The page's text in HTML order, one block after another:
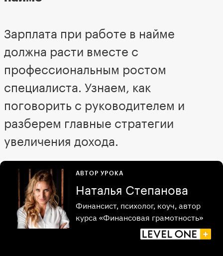
Зарплата при работе в найме
должна расти вместе с
профессиональным ростом
специалиста. Узнаем, как
поговорить с руководителем и
разберем главные стратегии
увеличения дохода.
АВТОР УРОКА
Наталья Степанова
Финансист, психолог, коуч, автор
курса «Финансовая грамотность»